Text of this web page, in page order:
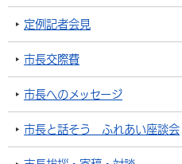
定例記者会見
市長交際費
市長へのメッセージ
市長と話そう ふれあい座談会